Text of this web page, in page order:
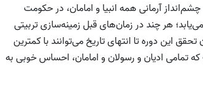
آرمانى همه انبيا و امامان، در حكومت
هر ‌چند در زمان‌‌هاى قبل زمينه‌سازى تربيتى
اين دوره تا انتهاى تاريخ مى‌توانند با كمترين
تمامى اديان و رسولان و امامان، احساس خوبی به